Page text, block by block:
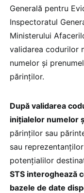
Generală pentru
Inspectoratul
Ministerului
validarea codurilor
numelor și
părinților.
După validarea
inițialelor numelor
părinților sau
sau
potențialilor
STS interoghează
bazele de date